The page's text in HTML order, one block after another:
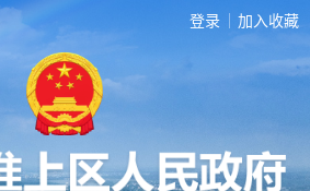
登录 加入收藏